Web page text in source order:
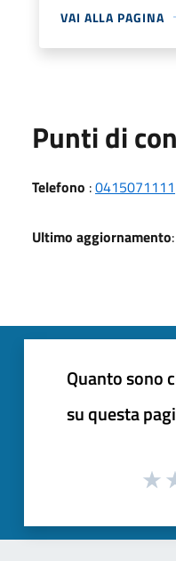
VAI ALLA PAGINA
Punti di
Telefono :0415071111
Ultimo aggiornamento
Quanto sono
su questa